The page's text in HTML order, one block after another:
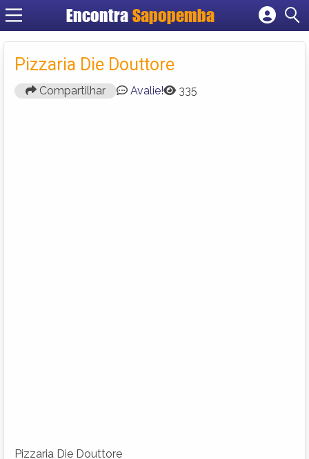
Encontra Sapopemba
Cadastrar empresa
Criar conta
Pizzaria Die Douttore
Compartilhar Avalie! 335
Pizzaria Die Douttore